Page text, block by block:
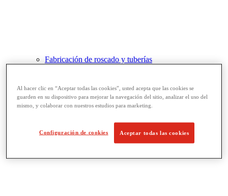
Fabricación de roscado y tuberías
Ranurado de rodillo
Doblado y corte de agujeros
Prensas y soportes de tornillo para tubos
Al hacer clic en “Aceptar todas las cookies”, usted acepta que las cookies se
guarden en su dispositivo para mejorar la navegación del sitio, analizar el uso del
mismo, y colaborar con nuestros estudios para marketing.
Configuración de cookies Aceptar todas las cookies